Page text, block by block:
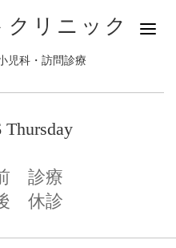
クリニック
児科・訪問診療
Thursday
診療
休診